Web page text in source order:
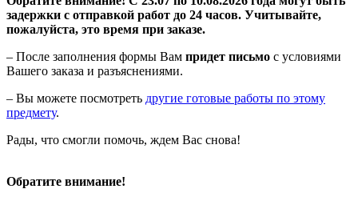
задержки с отправкой работ до 24 часов. Учитывайте,
пожалуйста, это время при заказе.
– После заполнения формы Вам придет письмо с условиями
Вашего заказа и разъяснениями.
– Вы можете посмотреть другие готовые работы по этому
предмету.
Рады, что смогли помочь, ждем Вас снова!
Обратите внимание!